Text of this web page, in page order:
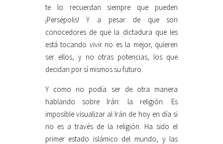
te lo recuerdan siempre que pueden
¡Persépolis! Y a pesar de que son
conocedores de que la dictadura que les
está tocando vivir no es la mejor, quieren
ser ellos, y no otras potencias, los que
decidan por sí mismos su futuro.
Y como no podía ser de otra manera
hablando sobre Irán: la religión. Es
imposible visualizar al Irán de hoy en día si
no es a través de la religión. Ha sido el
primer estado islámico del mundo, y las